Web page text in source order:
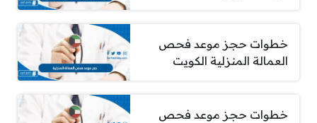
خطوات حجز موعد فحص
العمالة المنزلية الكويت
خطوات حجز موعد فحص